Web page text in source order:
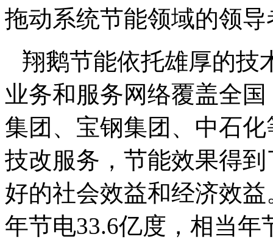
拖动系统节能领域的领导
翔鹅节能依托雄厚的技
业务和服务网络覆盖全
集团、宝钢集团、中石化
技改服务，节能效果得
好的社会效益和经济效
年节电33.6亿度，相当年